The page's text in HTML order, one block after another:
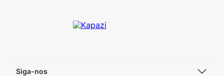
Siga-nos